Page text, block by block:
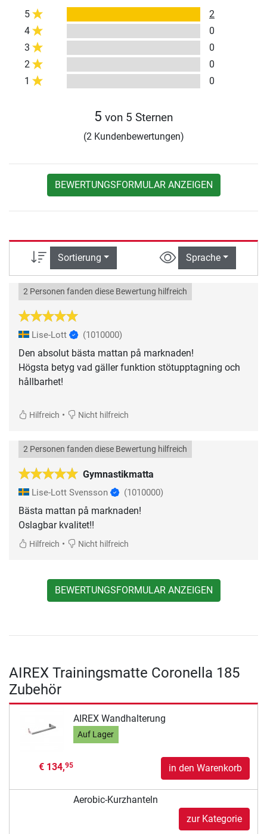
5
2
4
0
3
0
2
0
1
0
5 von 5 Sternen
(2 Kundenbewertungen)
BEWERTUNGSFORMULAR ANZEIGEN
Sortierung Sprache
2 Personen fanden diese Bewertung hilfreich
Lise-Lott (1010000)
Den absolut bästa mattan på marknaden!
Högsta betyg vad gäller funktion stötupptagning och
hållbarhet!
Hilfreich • Nicht hilfreich
Gymnastikmatta
2 Personen fanden diese Bewertung hilfreich
Lise-Lott Svensson (1010000)
Bästa mattan på marknaden!
Oslagbar kvalitet!!
Hilfreich • Nicht hilfreich
BEWERTUNGSFORMULAR ANZEIGEN
AIREX Trainingsmatte Coronella 185
Zubehör
AIREX Wandhalterung
Auf Lager
€ 134,95 in den Warenkorb
Aerobic-Kurzhanteln
zur Kategorie